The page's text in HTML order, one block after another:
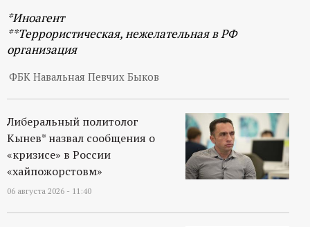
р
т
а
л
*Иноагент
**Террористическая, нежелательная в РФ
организация
ФБК Навальная Певчих Быков
Либеральный политолог
Кынев* назвал сообщения о
«кризисе» в России
«хайпожорстовм»
06 августа 2026 - 11:40